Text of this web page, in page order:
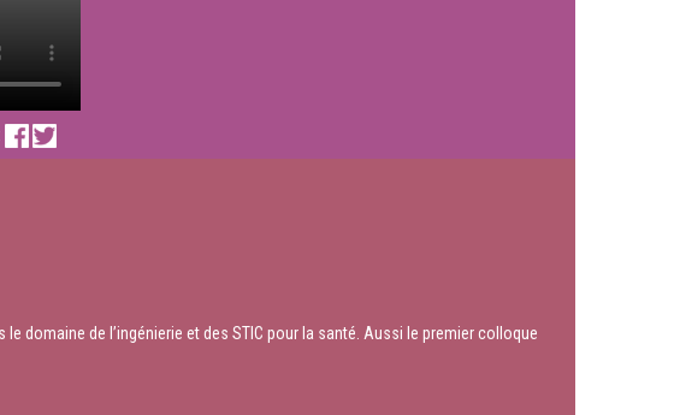
domaine de l’ingénierie et des STIC pour la santé. Aussi le premier colloque